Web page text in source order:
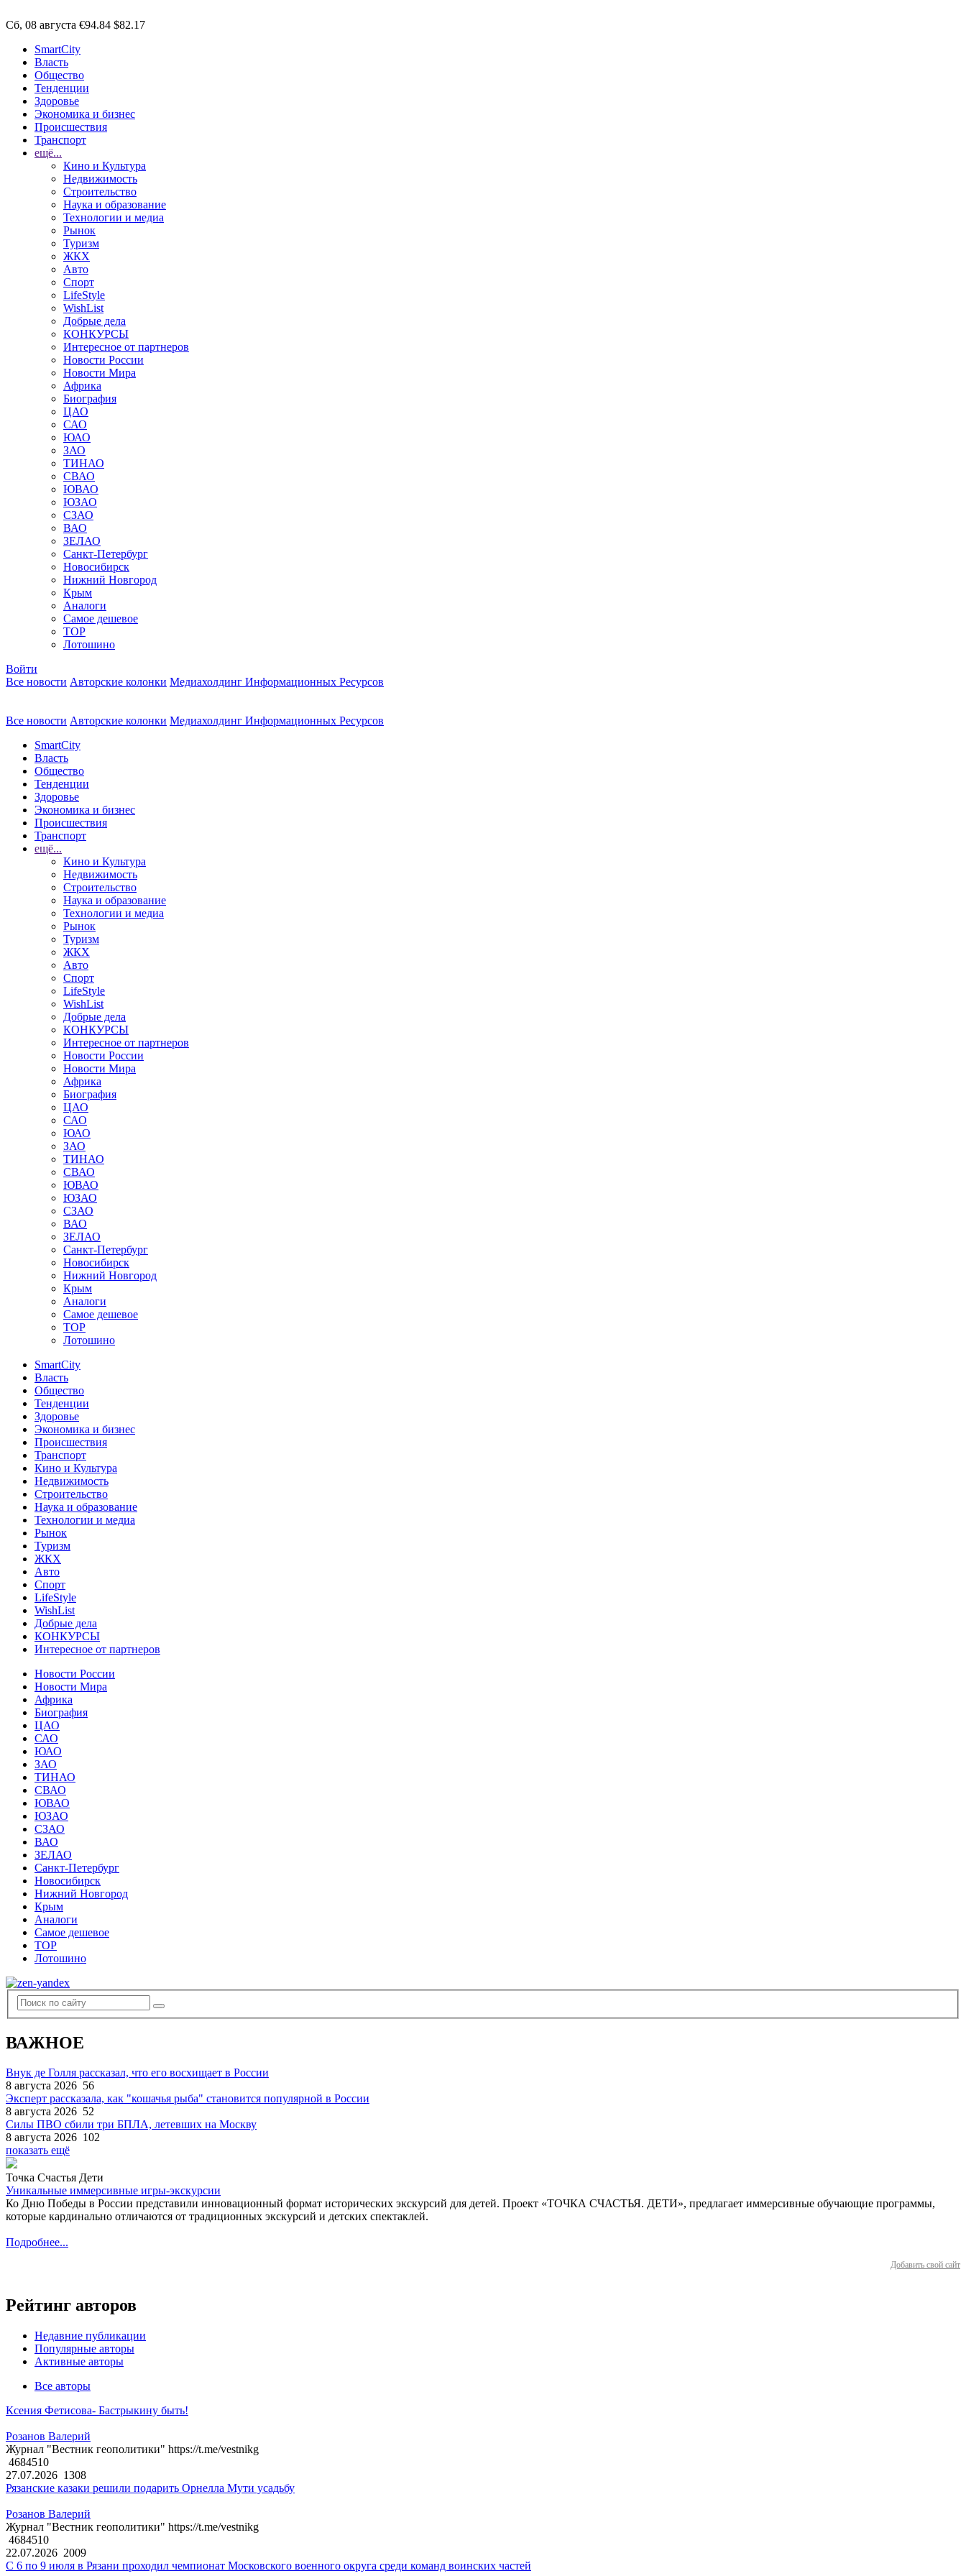
Сб, 08 августа €94.84 $82.17
SmartCity
Власть
Общество
Тенденции
Здоровье
Экономика и бизнес
Происшествия
Транспорт
ещё...
Кино и Культура
Недвижимость
Строительство
Наука и образование
Технологии и медиа
Рынок
Туризм
ЖКХ
Авто
Спорт
LifeStyle
WishList
Добрые дела
КОНКУРСЫ
Интересное от партнеров
Новости России
Новости Мира
Африка
Биография
ЦАО
САО
ЮАО
ЗАО
ТИНАО
СВАО
ЮВАО
ЮЗАО
СЗАО
ВАО
ЗЕЛАО
Санкт-Петербург
Новосибирск
Нижний Новгород
Крым
Аналоги
Самое дешевое
TOP
Лотошино
Войти
Все новости Авторские колонки Медиахолдинг Информационных Ресурсов
Все новости Авторские колонки Медиахолдинг Информационных Ресурсов
SmartCity
Власть
Общество
Тенденции
Здоровье
Экономика и бизнес
Происшествия
Транспорт
ещё...
Кино и Культура
Недвижимость
Строительство
Наука и образование
Технологии и медиа
Рынок
Туризм
ЖКХ
Авто
Спорт
LifeStyle
WishList
Добрые дела
КОНКУРСЫ
Интересное от партнеров
Новости России
Новости Мира
Африка
Биография
ЦАО
САО
ЮАО
ЗАО
ТИНАО
СВАО
ЮВАО
ЮЗАО
СЗАО
ВАО
ЗЕЛАО
Санкт-Петербург
Новосибирск
Нижний Новгород
Крым
Аналоги
Самое дешевое
TOP
Лотошино
SmartCity
Власть
Общество
Тенденции
Здоровье
Экономика и бизнес
Происшествия
Транспорт
Кино и Культура
Недвижимость
Строительство
Наука и образование
Технологии и медиа
Рынок
Туризм
ЖКХ
Авто
Спорт
LifeStyle
WishList
Добрые дела
КОНКУРСЫ
Интересное от партнеров
Новости России
Новости Мира
Африка
Биография
ЦАО
САО
ЮАО
ЗАО
ТИНАО
СВАО
ЮВАО
ЮЗАО
СЗАО
ВАО
ЗЕЛАО
Санкт-Петербург
Новосибирск
Нижний Новгород
Крым
Аналоги
Самое дешевое
TOP
Лотошино
ВАЖНОЕ
Внук де Голля рассказал, что его восхищает в России
8 августа 2026 56
Эксперт рассказала, как "кошачья рыба" становится популярной в России
8 августа 2026 52
Силы ПВО сбили три БПЛА, летевших на Москву
8 августа 2026 102
показать ещё
Точка Счастья Дети
Уникальные иммерсивные игры-экскурсии
Ко Дню Победы в России представили инновационный формат исторических экскурсий для детей. Проект «ТОЧКА СЧАСТЬЯ. ДЕТИ», предлагает иммерсивные обучающие программы,
которые кардинально отличаются от традиционных экскурсий и детских спектаклей.
Подробнее...
Добавить свой сайт
Рейтинг авторов
Недавние публикации
Популярные авторы
Активные авторы
Все авторы
Ксения Фетисова- Бастрыкину быть!
Розанов Валерий
Журнал "Вестник геополитики" https://t.me/vestnikg
4684510
27.07.2026 1308
Рязанские казаки решили подарить Орнелла Мути усадьбу
Розанов Валерий
Журнал "Вестник геополитики" https://t.me/vestnikg
4684510
22.07.2026 2009
С 6 по 9 июля в Рязани проходил чемпионат Московского военного округа среди команд воинских частей